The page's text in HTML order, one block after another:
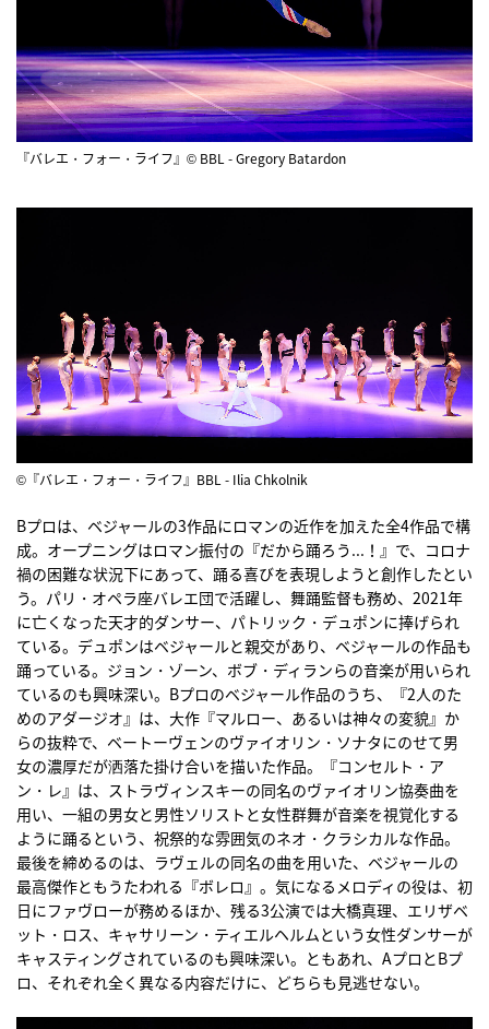
『バレエ・フォー・ライフ』© BBL - Gregory Batardon
©『バレエ・フォー・ライフ』BBL - Ilia Chkolnik
Bプロは、ベジャールの3作品にロマンの近作を加えた全4作品で構
成。オープニングはロマン振付の『だから踊ろう...！』で、コロナ
禍の困難な状況下にあって、踊る喜びを表現しようと創作したとい
う。パリ・オペラ座バレエ団で活躍し、舞踊監督も務め、2021年
に亡くなった天才的ダンサー、パトリック・デュポンに捧げられ
ている。デュポンはベジャールと親交があり、ベジャールの作品も
踊っている。ジョン・ゾーン、ボブ・ディランらの音楽が用いられ
ているのも興味深い。Bプロのベジャール作品のうち、『2人のた
めのアダージオ』は、大作『マルロー、あるいは神々の変貌』か
らの抜粋で、ベートーヴェンのヴァイオリン・ソナタにのせて男
女の濃厚だが洒落た掛け合いを描いた作品。『コンセルト・ア
ン・レ』は、ストラヴィンスキーの同名のヴァイオリン協奏曲を
用い、一組の男女と男性ソリストと女性群舞が音楽を視覚化する
ように踊るという、祝祭的な雰囲気のネオ・クラシカルな作品。
最後を締めるのは、ラヴェルの同名の曲を用いた、ベジャールの
最高傑作ともうたわれる『ボレロ』。気になるメロディの役は、初
日にファヴローが務めるほか、残る3公演では大橋真理、エリザベ
ット・ロス、キャサリーン・ティエルヘルムという女性ダンサーが
キャスティングされているのも興味深い。ともあれ、AプロとBプ
ロ、それぞれ全く異なる内容だけに、どちらも見逃せない。